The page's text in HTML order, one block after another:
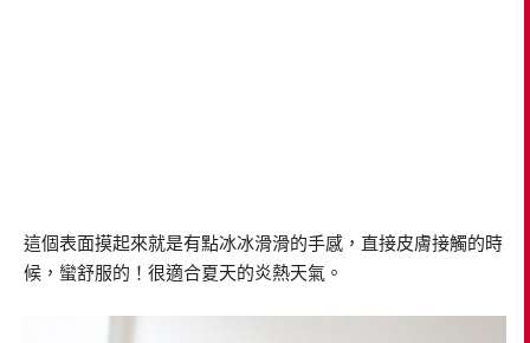
這個表面摸起來就是有點冰冰滑滑的手感，直接皮膚接觸的時
候，蠻舒服的！很適合夏天的炎熱天氣。